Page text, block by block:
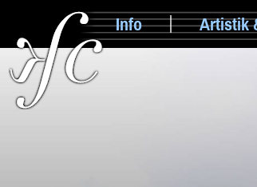
Info Artistik